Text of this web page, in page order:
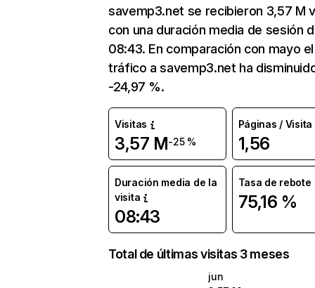
savemp3.net se recibieron 3,57 M
con una duración media de sesión
08:43. En comparación con mayo el
tráfico a savemp3.net ha
-24,97 %.
Visitas
3,57 M-25 %
Páginas / Visita
1,56
Duración media de la
visita
08:43
Tasa de rebote
75,16 %
Total de últimas visitas 3 meses
jun